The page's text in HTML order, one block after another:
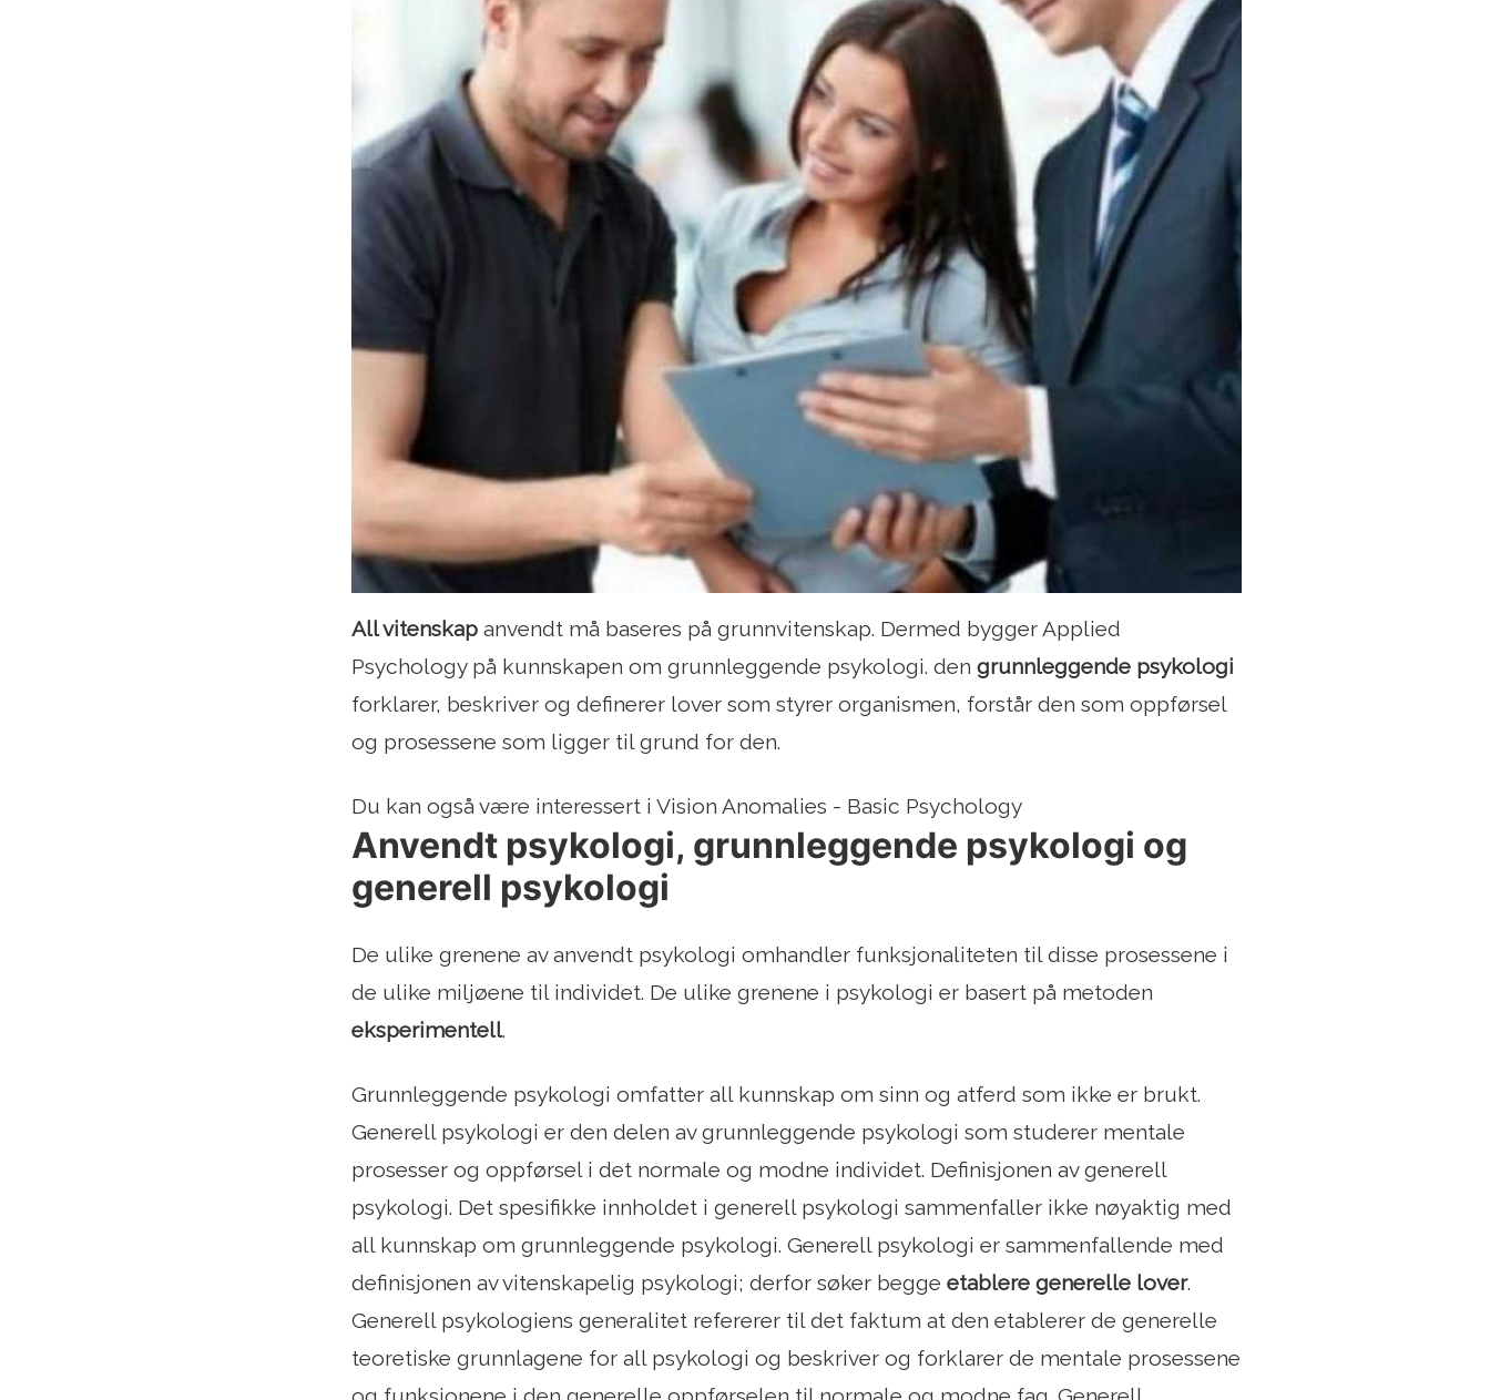
All vitenskap anvendt må baseres på grunnvitenskap. Dermed bygger Applied
Psychology på kunnskapen om grunnleggende psykologi. den grunnleggende psykologi
forklarer, beskriver og definerer lover som styrer organismen, forstår den som oppførsel
og prosessene som ligger til grund for den.
Du kan også være interessert i Vision Anomalies - Basic Psychology
Anvendt psykologi, grunnleggende psykologi og
generell psykologi
De ulike grenene av anvendt psykologi omhandler funksjonaliteten til disse prosessene i
de ulike miljøene til individet. De ulike grenene i psykologi er basert på metoden
eksperimentell.
Grunnleggende psykologi omfatter all kunnskap om sinn og atferd som ikke er brukt.
Generell psykologi er den delen av grunnleggende psykologi som studerer mentale
prosesser og oppførsel i det normale og modne individet. Definisjonen av generell
psykologi. Det spesifikke innholdet i generell psykologi sammenfaller ikke nøyaktig med
all kunnskap om grunnleggende psykologi. Generell psykologi er sammenfallende med
definisjonen av vitenskapelig psykologi; derfor søker begge etablere generelle lover.
Generell psykologiens generalitet refererer til det faktum at den etablerer de generelle
teoretiske grunnlagene for all psykologi og beskriver og forklarer de mentale prosessene